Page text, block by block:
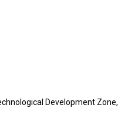
Development Zone,